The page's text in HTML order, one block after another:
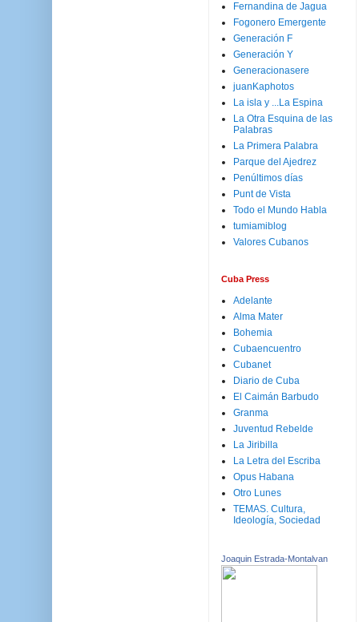
Fernandina de Jagua
Fogonero Emergente
Generación F
Generación Y
Generacionasere
juanKaphotos
La isla y ...La Espina
La Otra Esquina de las
Palabras
La Primera Palabra
Parque del Ajedrez
Penúltimos días
Punt de Vista
Todo el Mundo Habla
tumiamiblog
Valores Cubanos
Cuba Press
Adelante
Alma Mater
Bohemia
Cubaencuentro
Cubanet
Diario de Cuba
El Caimán Barbudo
Granma
Juventud Rebelde
La Jiribilla
La Letra del Escriba
Opus Habana
Otro Lunes
TEMAS. Cultura,
Ideología, Sociedad
Joaquin Estrada-Montalvan